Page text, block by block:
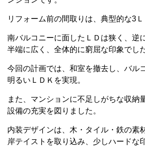
リフォーム前の間取りは、典型的な3Ｌ
南バルコニーに面したＬＤは狭く、逆
半端に広く、全体的に窮屈な印象でした
今回の計画では、和室を撤去し、バル
明るいＬＤＫを実現。
また、マンションに不足しがちな収納
設備の充実を図りました。
内装デザインは、木・タイル・鉄の素
岸テイストを取り込み、少しハードな